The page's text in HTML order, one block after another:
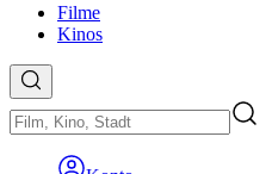
Filme
Kinos